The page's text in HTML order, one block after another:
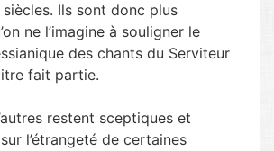
Ils sont donc plus
ne l’imagine à souligner le
des chants du Serviteur
fait partie.
restent sceptiques et
l’étrangeté de certaines